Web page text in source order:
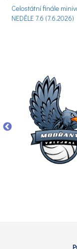
Celostátní finále
NEDĚLE 7.6 (7.6.2026)